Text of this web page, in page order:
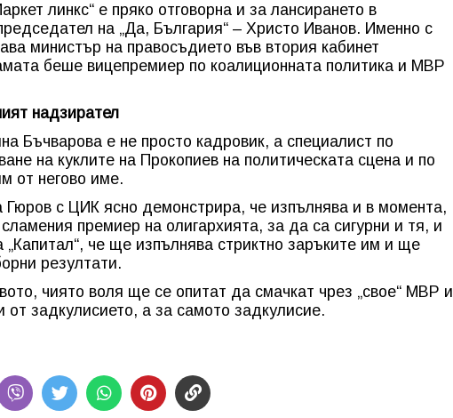
линкс“ е пряко отговорна и за лансирането в
на „Да, България“ – Христо Иванов. Именно с
министър на правосъдието във втория кабинет
беше вицепремиер по коалиционната политика и МВР
надзирател
Бъчварова е не просто кадровик, а специалист по
на куклите на Прокопиев на политическата сцена и по
от негово име.
Гюров с ЦИК ясно демонстрира, че изпълнява и в момента,
премиер на олигархията, за да са сигурни и тя, и
„Капитал“, че ще изпълнява стриктно заръките им и ще
резултати.
чиято воля ще се опитат да смачкат чрез „свое“ МВР и
от задкулисието, а за самото задкулисие.